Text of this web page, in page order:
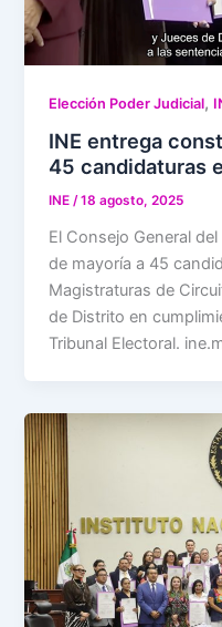
Elección Poder Judicial,
INE entrega
45 candidaturas
INE/18 agosto, 2025
El Consejo General
de mayoría a 45
Magistraturas de
de Distrito en
Tribunal Electoral.